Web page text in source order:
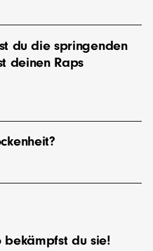
du die springenden
deinen Raps
bekämpfst du sie!